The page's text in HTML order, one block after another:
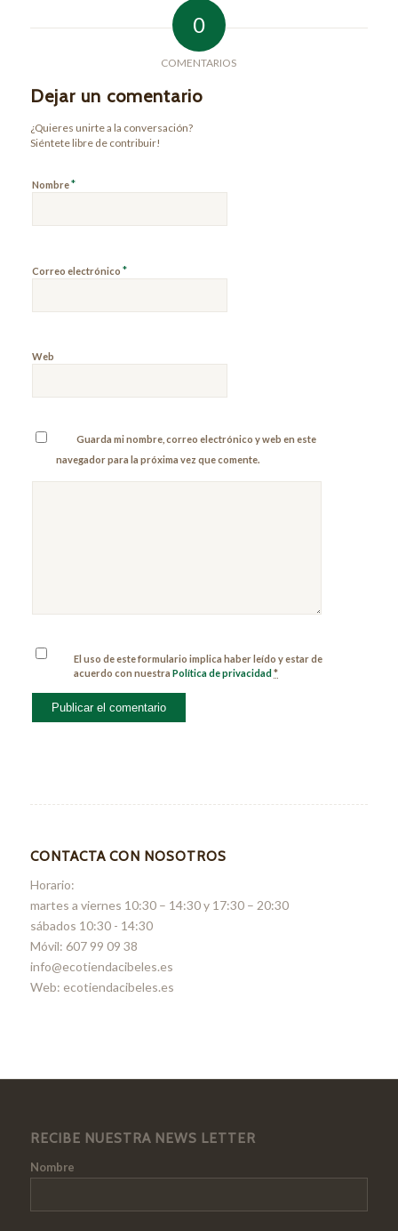
0
COMENTARIOS
Dejar un comentario
¿Quieres unirte a la conversación?
Siéntete libre de contribuir!
Nombre*
Correo electrónico *
Web
Guarda mi nombre, correo electrónico y web en este
navegador para la próxima vez que comente.
El uso de este formulario implica haber leído y estar de
acuerdo con nuestraPolítica de privacidad*
CONTACTA CON NOSOTROS
Horario:
martes a viernes 10:30 – 14:30 y 17:30 – 20:30
sábados 10:30 - 14:30
Móvil: 607 99 09 38
info@ecotiendacibeles.es
Web: ecotiendacibeles.es
RECIBE NUESTRA NEWS LETTER
Nombre